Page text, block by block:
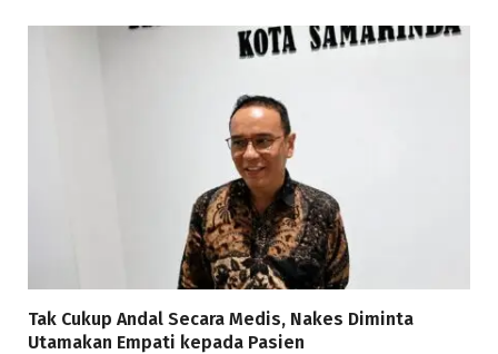
Tak Cukup Andal Secara Medis, Nakes Diminta
Utamakan Empati kepada Pasien